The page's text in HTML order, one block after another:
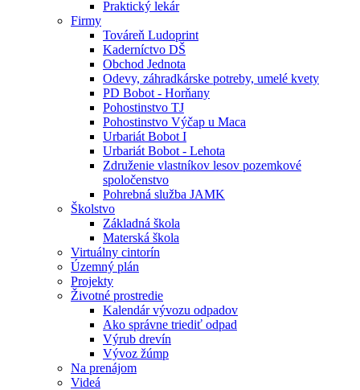
Praktický lekár
Firmy
Továreň Ludoprint
Kaderníctvo DŠ
Obchod Jednota
Odevy, záhradkárske potreby, umelé kvety
PD Bobot - Horňany
Pohostinstvo TJ
Pohostinstvo Výčap u Maca
Urbariát Bobot I
Urbariát Bobot - Lehota
Združenie vlastníkov lesov pozemkové
spoločenstvo
Pohrebná služba JAMK
Školstvo
Základná škola
Materská škola
Virtuálny cintorín
Územný plán
Projekty
Životné prostredie
Kalendár vývozu odpadov
Ako správne triediť odpad
Výrub drevín
Vývoz žúmp
Na prenájom
Videá